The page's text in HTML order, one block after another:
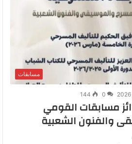
مسابقات
0
144
مسابقات القومي
والفنون الشعبية